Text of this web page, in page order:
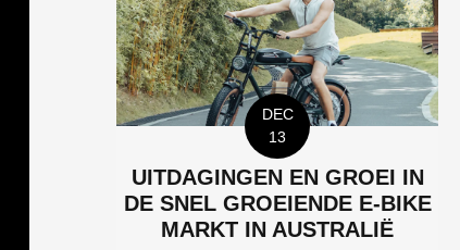
DEC
13
UITDAGINGEN EN GROEI IN
DE SNEL GROEIENDE E-BIKE
MARKT IN AUSTRALIË